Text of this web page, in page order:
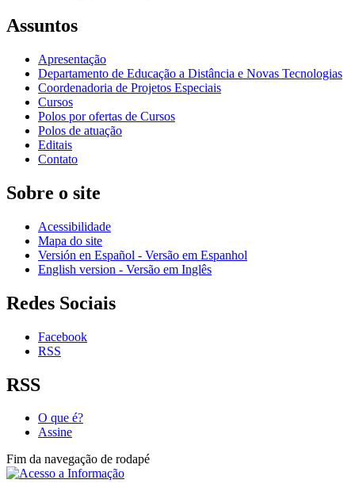
Assuntos
Apresentação
Departamento de Educação a Distância e Novas Tecnologias
Coordenadoria de Projetos Especiais
Cursos
Polos por ofertas de Cursos
Polos de atuação
Editais
Contato
Sobre o site
Acessibilidade
Mapa do site
Versión en Español - Versão em Espanhol
English version - Versão em Inglês
Redes Sociais
Facebook
RSS
RSS
O que é?
Assine
Fim da navegação de rodapé